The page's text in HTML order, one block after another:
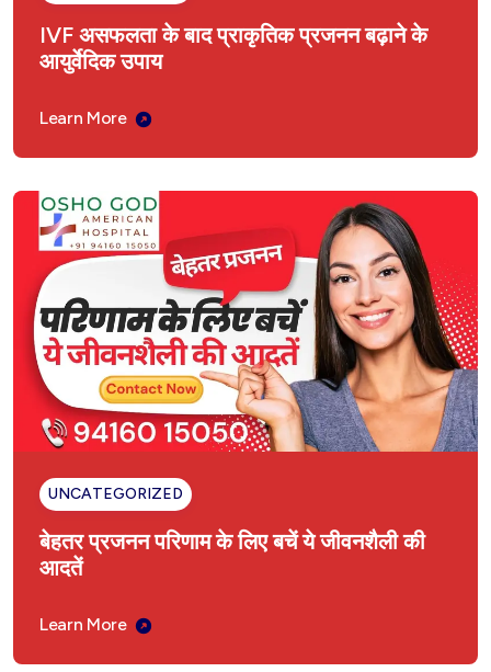
IVF असफलता के बाद प्राकृतिक प्रजनन बढ़ाने के
आयुर्वेदिक उपाय
Learn More
UNCATEGORIZED
बेहतर प्रजनन परिणाम के लिए बचें ये जीवनशैली की
आदतें
Learn More